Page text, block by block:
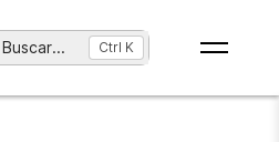
Buscar... Ctrl K